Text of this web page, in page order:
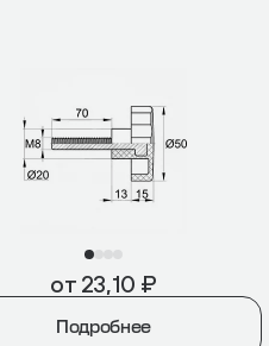
от 23,10 ₽
Подробнее